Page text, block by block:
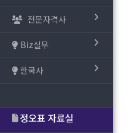
전문자격사
Biz실무
한국사